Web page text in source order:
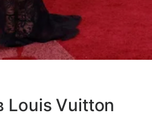
Louis Vuitton